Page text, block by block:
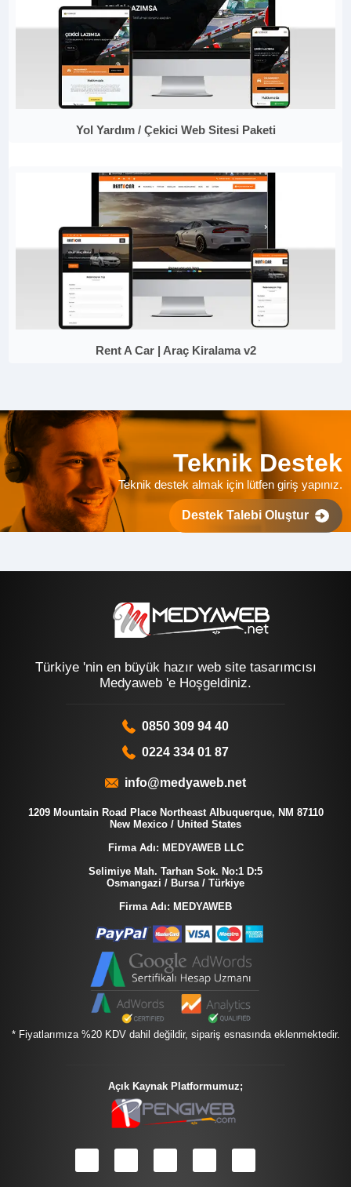
Yol Yardım / Çekici Web Sitesi Paketi
Rent A Car | Araç Kiralama v2
Teknik Destek
Teknik destek almak için lütfen giriş yapınız.
Destek Talebi Oluştur
Türkiye 'nin en büyük hazır web site tasarımcısı
Medyaweb 'e Hoşgeldiniz.
0850 309 94 40
0224 334 01 87
info@medyaweb.net
1209 Mountain Road Place Northeast Albuquerque, NM 87110
New Mexico / United States
Firma Adı: MEDYAWEB LLC
Selimiye Mah. Tarhan Sok. No:1 D:5
Osmangazi / Bursa / Türkiye
Firma Adı: MEDYAWEB
* Fiyatlarımıza %20 KDV dahil değildir, sipariş esnasında eklenmektedir.
Açık Kaynak Platformumuz;